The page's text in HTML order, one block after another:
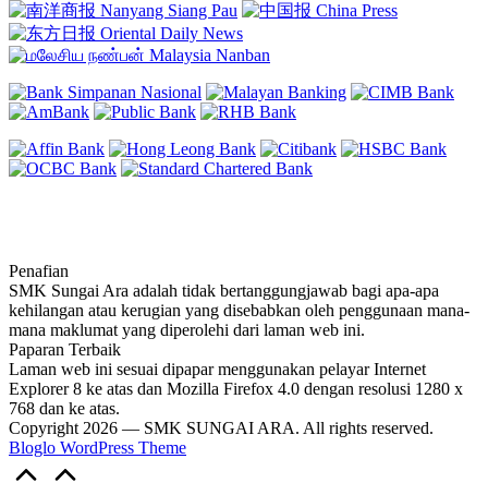
Penafian
SMK Sungai Ara adalah tidak bertanggungjawab bagi apa-apa
kehilangan atau kerugian yang disebabkan oleh penggunaan mana-
mana maklumat yang diperolehi dari laman web ini.
Paparan Terbaik
Laman web ini sesuai dipapar menggunakan pelayar Internet
Explorer 8 ke atas dan Mozilla Firefox 4.0 dengan resolusi 1280 x
768 dan ke atas.
Copyright 2026 — SMK SUNGAI ARA. All rights reserved.
Bloglo WordPress Theme